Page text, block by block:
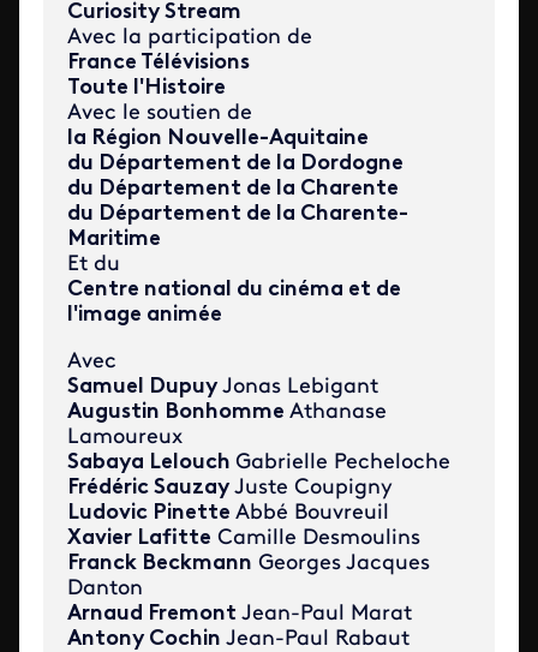
Curiosity Stream
Avec la participation de
France Télévisions
Toute l'Histoire
Avec le soutien de
la Région Nouvelle-Aquitaine
du Département de la Dordogne
du Département de la Charente
du Département de la Charente-
Maritime
Et du
Centre national du cinéma et de
l'image animée
Avec
Samuel Dupuy Jonas Lebigant
Augustin Bonhomme Athanase
Lamoureux
Sabaya Lelouch Gabrielle Pecheloche
Frédéric Sauzay Juste Coupigny
Ludovic Pinette Abbé Bouvreuil
Xavier Lafitte Camille Desmoulins
Franck Beckmann Georges Jacques
Danton
Arnaud Fremont Jean-Paul Marat
Antony Cochin Jean-Paul Rabaut